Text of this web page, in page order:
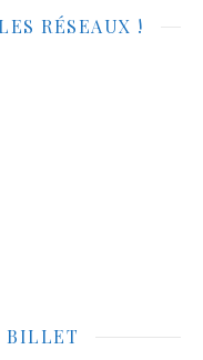
RÉSEAUX !
BILLET